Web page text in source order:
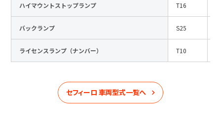
ハイマウントストップランプ T16
バックランプ S25
ライセンスランプ（ナンバー） T10
セフィーロ 車両型式一覧へ